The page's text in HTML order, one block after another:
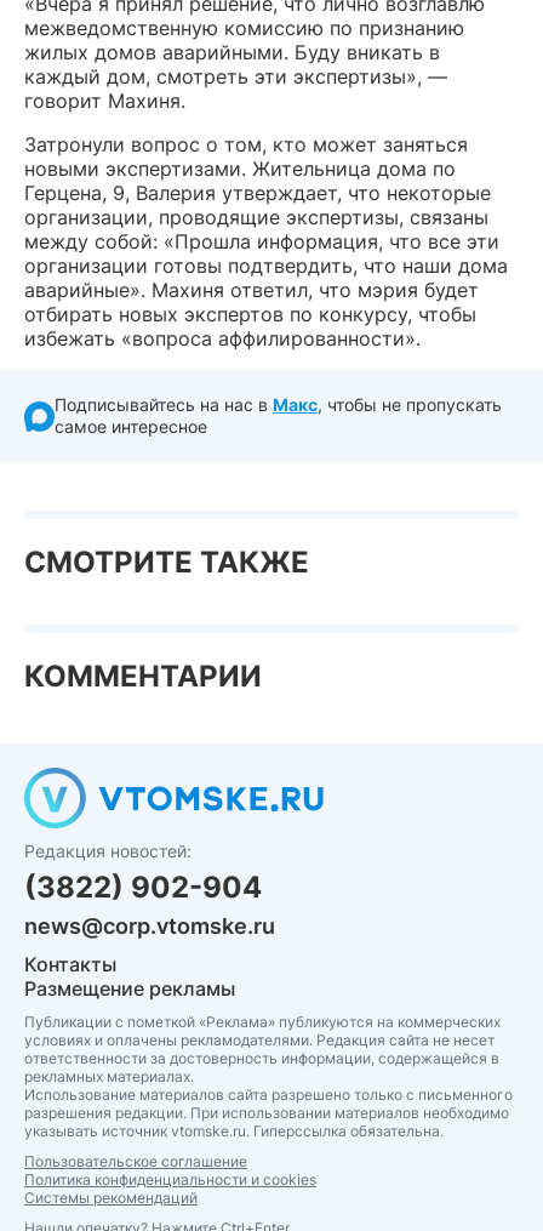
межведомственную комиссию по признанию
жилых домов аварийными. Буду вникать в
каждый дом, смотреть эти экспертизы», —
говорит Махиня.
Затронули вопрос о том, кто может заняться
новыми экспертизами. Жительница дома по
Герцена, 9, Валерия утверждает, что некоторые
организации, проводящие экспертизы, связаны
между собой: «Прошла информация, что все эти
организации готовы подтвердить, что наши дома
аварийные». Махиня ответил, что мэрия будет
отбирать новых экспертов по конкурсу, чтобы
избежать «вопроса аффилированности».
Подписывайтесь на нас в Макс, чтобы не пропускать
самое интересное
СМОТРИТЕ ТАКЖЕ
КОММЕНТАРИИ
Редакция новостей:
(3822) 902-904
news@corp.vtomske.ru
Контакты
Размещение рекламы
Публикации с пометкой «Реклама» публикуются на коммерческих
условиях и оплачены рекламодателями. Редакция сайта не несет
ответственности за достоверность информации, содержащейся в
рекламных материалах.
Использование материалов сайта разрешено только с письменного
разрешения редакции. При использовании материалов необходимо
указывать источник vtomske.ru. Гиперссылка обязательна.
Пользовательское соглашение
Политика конфиденциальности и cookies
Системы рекомендаций